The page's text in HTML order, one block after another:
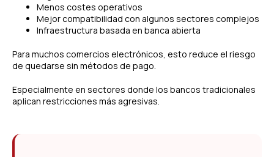
Menos costes operativos
Mejor compatibilidad con algunos sectores complejos
Infraestructura basada en banca abierta
Para muchos comercios electrónicos, esto reduce el riesgo
de quedarse sin métodos de pago.
Especialmente en sectores donde los bancos tradicionales
aplican restricciones más agresivas.